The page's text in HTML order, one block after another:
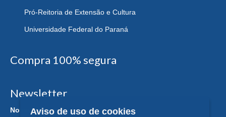
Pró-Reitoria de Extensão e Cultura
Universidade Federal do Paraná
Compra 100% segura
Newsletter
Nome:Aviso de uso de cookies